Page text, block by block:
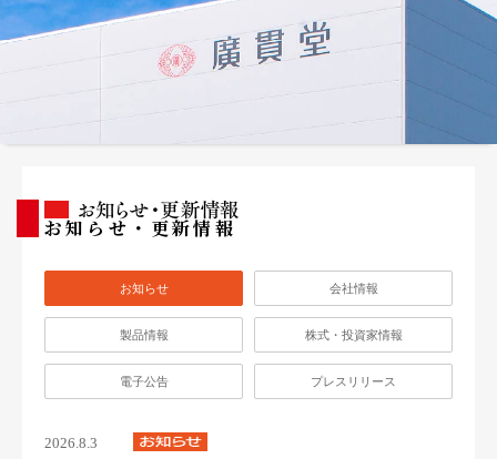
お知らせ・更新情報
お知らせ 会社情報
製品情報 株式・投資家情報
電子公告 プレスリリース
2026.8.3